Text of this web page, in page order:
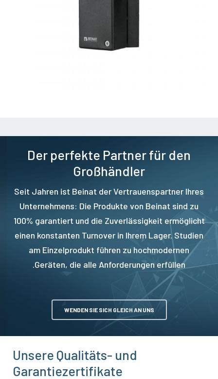
Der perfekte Partner für den
Großhändler
Seit Jahren ist Beinat der Vertrauenspartner Ihres
Unternehmens: Die Produkte von Beinat sind zu
100% garantiert und die Zuverlässigkeit ermöglicht
einen konstanten Turnover in Ihrem Lager. Studien
am Einzelprodukt führen zu hochmodernen
Geräten, die alle Anforderungen erfüllen.
WENDEN SIE SICH GLEICH AN UNS
Unsere Qualitäts- und
Garantiezertifikate